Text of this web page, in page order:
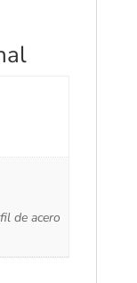
de acero